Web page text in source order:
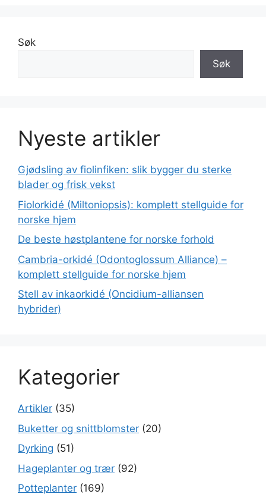
Søk
Søk
Nyeste artikler
Gjødsling av fiolinfiken: slik bygger du sterke
blader og frisk vekst
Fiolorkidé (Miltoniopsis): komplett stellguide for
norske hjem
De beste høstplantene for norske forhold
Cambria-orkidé (Odontoglossum Alliance) –
komplett stellguide for norske hjem
Stell av inkaorkidé (Oncidium-alliansen
hybrider)
Kategorier
Artikler (35)
Buketter og snittblomster (20)
Dyrking (51)
Hageplanter og trær (92)
Potteplanter (169)